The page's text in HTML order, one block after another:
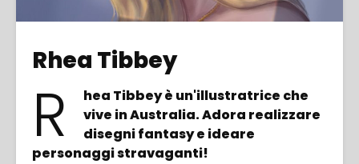
Rhea Tibbey
R
hea Tibbey è un'illustratrice che
vive in Australia. Adora realizzare
disegni fantasy e ideare
personaggi stravaganti!